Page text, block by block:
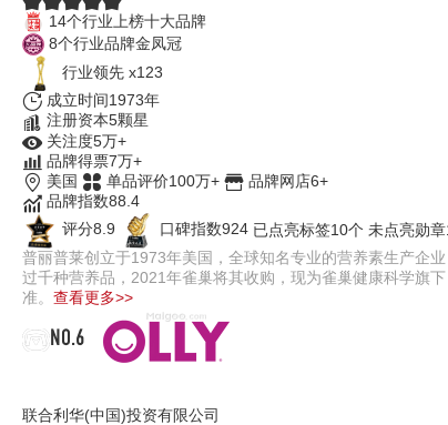
14个行业上榜十大品牌
8个行业品牌金凤冠
行业领先 x123
成立时间1973年
注册资本5颗星
关注度5万+
品牌得票7万+
美国
单品评价100万+
品牌网店6+
品牌指数88.4
评分8.9
口碑指数924 已点亮标签10个 未点亮勋
普丽普莱创立于1973年美国，全球知名专业的营养素生产企
过千种营养品，2021年雀巢将其收购，现为雀巢健康科学旗
准。 查看更多>>
NO.6
联合利华(中国)投资有限公司